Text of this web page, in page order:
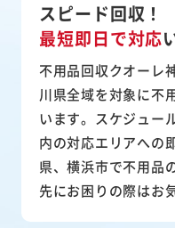
スピード回収！
最短即日で対応
不用品回収クオーレ
川県全域を対象に不
います。スケジュー
内の対応エリアへの
県、横浜市で不用品
先にお困りの際はお